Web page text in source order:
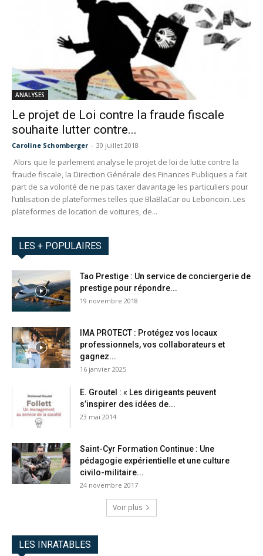
ANALYSES
Le projet de Loi contre la fraude fiscale
souhaite lutter contre...
Caroline Schomberger - 30 juillet 2018
Alors que le parlement analyse le projet de loi de lutte contre la
fraude fiscale, la Direction Générale des Finances Publiques a fait
part de sa volonté de ne pas taxer davantage les particuliers pour
l’utilisation de plateformes telles que BlaBlaCar ou Leboncoin. Les
plateformes de location de voitures, de...
LES + POPULAIRES
Tao Prestige : Un service de conciergerie de
prestige pour répondre...
19 novembre 2018
IMA PROTECT : Protégez vos locaux
professionnels, vos collaborateurs et
gagnez...
16 janvier 2025
E. Groutel : « Les dirigeants peuvent
s’inspirer des idées de...
23 mai 2014
Saint-Cyr Formation Continue : Une
pédagogie expérientielle et une culture
civilo-militaire...
24 novembre 2017
Voir plus
LES INRATABLES